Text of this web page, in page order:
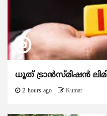
ധൂത് ട്രാൻസ്മിഷൻ
2 hours ago Kumar